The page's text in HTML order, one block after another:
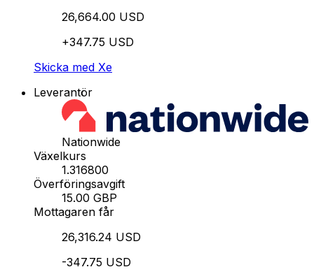
26,664.00 USD
+347.75 USD
Skicka med Xe
Leverantör
Nationwide
Växelkurs
1.316800
Överföringsavgift
15.00 GBP
Mottagaren får
26,316.24 USD
-347.75 USD